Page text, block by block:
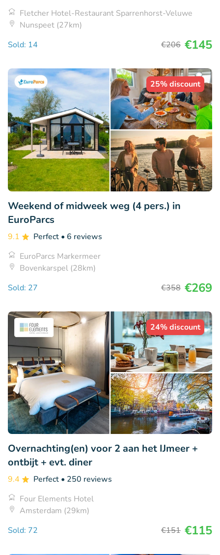
Fletcher Hotel-Restaurant Sparrenhorst-Veluwe
Nunspeet (27km)
Sold: 14
€206 €145
25% discount
Weekend of midweek weg (4 pers.) in
EuroParcs
9.1 Perfect • 6 reviews
EuroParcs Markermeer
Bovenkarspel (28km)
Sold: 27
€358 €269
24% discount
Overnachting(en) voor 2 aan het IJmeer +
ontbijt + evt. diner
9.4 Perfect • 250 reviews
Four Elements Hotel
Amsterdam (29km)
Sold: 72
€151 €115